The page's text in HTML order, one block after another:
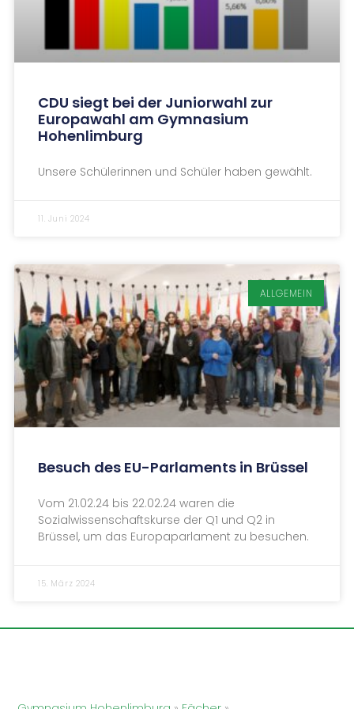
CDU siegt bei der Juniorwahl zur
Europawahl am Gymnasium
Hohenlimburg
Unsere Schülerinnen und Schüler haben gewählt.
11. Juni 2024
ALLGEMEIN
Besuch des EU-Parlaments in Brüssel
Vom 21.02.24 bis 22.02.24 waren die
Sozialwissenschaftskurse der Q1 und Q2 in
Brüssel, um das Europaparlament zu besuchen.
15. März 2024